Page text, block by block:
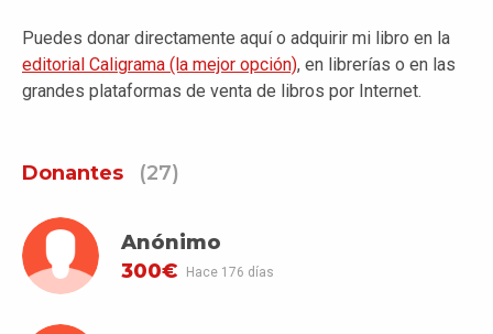
Puedes donar directamente aquí o adquirir mi libro en la
editorial Caligrama (la mejor opción), en librerías o en las
grandes plataformas de venta de libros por Internet.
Donantes (27)
Anónimo
300€
Hace 176 días